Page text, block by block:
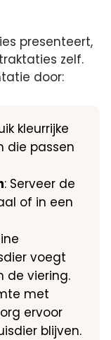
presenteert,
zelf.​
door:
kleurrijke
die passen
: Serveer de
of in een
voegt
de viering.​
met
ervoor
blijven.​